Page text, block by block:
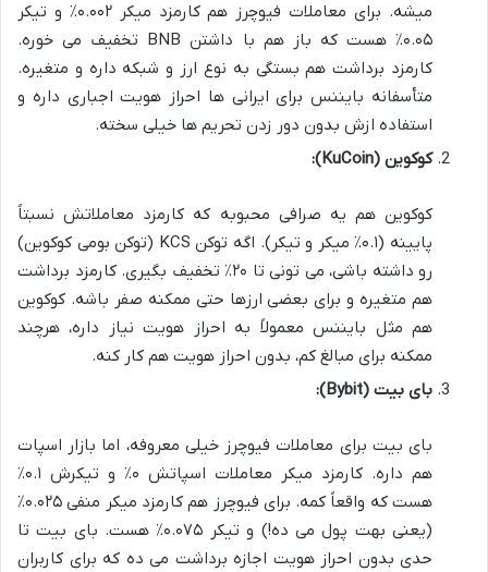
میشه. برای معاملات فیوچرز هم کارمزد میکر ۰.۰۰۲٪ و تیکر
۰.۰۵٪ هست که باز هم با داشتن BNB تخفیف می خوره.
کارمزد برداشت هم بستگی به نوع ارز و شبکه داره و متغیره.
متأسفانه بایننس برای ایرانی ها احراز هویت اجباری داره و
استفاده ازش بدون دور زدن تحریم ها خیلی سخته.
کوکوین (KuCoin):
کوکوین هم یه صرافی محبوبه که کارمزد معاملاتش نسبتاً
پایینه (۰.۱٪ میکر و تیکر). اگه توکن KCS (توکن بومی کوکوین)
رو داشته باشی، می تونی تا ۲۰٪ تخفیف بگیری. کارمزد برداشت
هم متغیره و برای بعضی ارزها حتی ممکنه صفر باشه. کوکوین
هم مثل بایننس معمولاً به احراز هویت نیاز داره، هرچند
ممکنه برای مبالغ کم، بدون احراز هویت هم کار کنه.
بای بیت (Bybit):
بای بیت برای معاملات فیوچرز خیلی معروفه، اما بازار اسپات
هم داره. کارمزد میکر معاملات اسپاتش ۰٪ و تیکرش ۰.۱٪
هست که واقعاً کمه. برای فیوچرز هم کارمزد میکر منفی ۰.۰۲۵٪
(یعنی بهت پول می ده!) و تیکر ۰.۰۷۵٪ هست. بای بیت تا
حدی بدون احراز هویت اجازه برداشت می ده که برای کاربران